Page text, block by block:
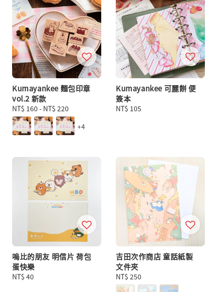
Kumayankee 麵包印章
vol.2 新款
Regular
price
NT$ 160 - NT$ 220
+4
Kumayankee 可麗餅 便
簽本
Regular
NT$ 105
嗚比的朋友 明信片 荷包
蛋快樂
Regular
NT$ 40
吉田次作商店 童話紙製
文件夾
Regular
price
NT$ 250